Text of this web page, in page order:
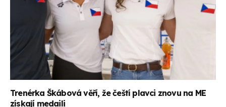
Trenérka Škábová věří, že čeští plavci znovu na ME
získají medaili